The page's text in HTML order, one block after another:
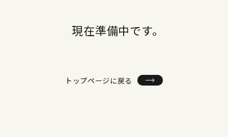
現在準備中です。
トップページに戻る